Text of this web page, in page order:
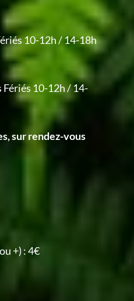
10-12h / 14-18h
Fériés 10-12h / 14-
sur rendez-vous
+) : 4€